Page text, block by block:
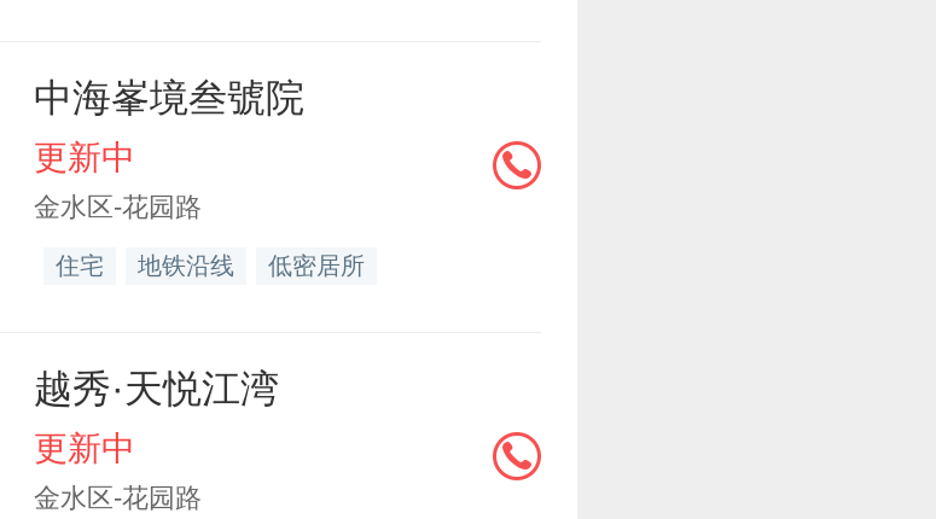
中海峯境叁號院
更新中
金水区-花园路
住宅 地铁沿线 低密居所
越秀·天悦江湾
更新中
金水区-花园路